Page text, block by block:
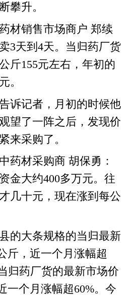
攀升。
销售市场商户 郑续
3天到4天。当归药厂货
斤155元左右，年初的
。
记者，月初的时候他
望了一阵之后，发现价
来采购了。
材采购商 胡保勇：
金大约400多万元。往
几十元，现在涨到每公
大条规格的当归最新
斤，近一个月涨幅超
归药厂货的最新市场价
一个月涨幅超60%。今